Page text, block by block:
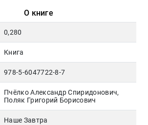
О книге
0,280
Книга
978-5-6047722-8-7
Пчёлко Александр Спиридонович,
Поляк Григорий Борисович
Наше Завтра